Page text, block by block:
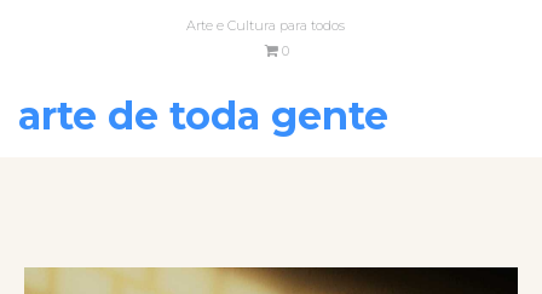
Arte e Cultura para todos
0
arte de toda gente